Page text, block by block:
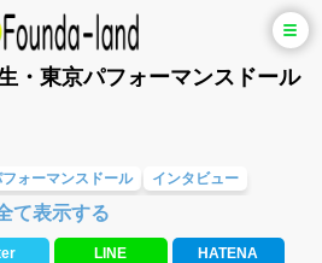
・東京パフォーマンスドール
ォーマンスドール インタビュー
て表示する
LINE HATENA